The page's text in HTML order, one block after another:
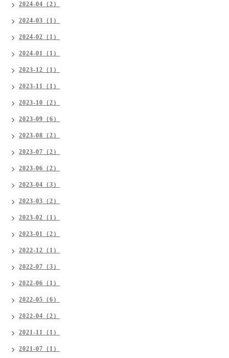
2024-04（2）
2024-03（1）
2024-02（1）
2024-01（1）
2023-12（1）
2023-11（1）
2023-10（2）
2023-09（6）
2023-08（2）
2023-07（2）
2023-06（2）
2023-04（3）
2023-03（2）
2023-02（1）
2023-01（2）
2022-12（1）
2022-07（3）
2022-06（1）
2022-05（6）
2022-04（2）
2021-11（1）
2021-07（1）